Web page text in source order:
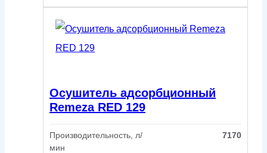
Осушитель адсорбционный
Remeza RED 129
Производительность, л/
мин
7170